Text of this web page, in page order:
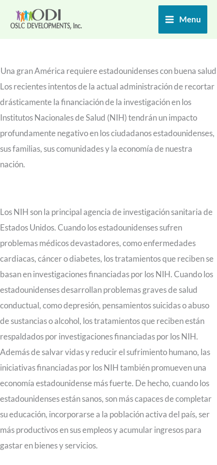
Menu
Una gran América requiere estadounidenses con buena salud
Los recientes intentos de la actual administración de recortar
drásticamente la financiación de la investigación en los
Institutos Nacionales de Salud (NIH) tendrán un impacto
profundamente negativo en los ciudadanos estadounidenses,
sus familias, sus comunidades y la economía de nuestra
nación.
Los NIH son la principal agencia de investigación sanitaria de
Estados Unidos. Cuando los estadounidenses sufren
problemas médicos devastadores, como enfermedades
cardiacas, cáncer o diabetes, los tratamientos que reciben se
basan en investigaciones financiadas por los NIH. Cuando los
estadounidenses desarrollan problemas graves de salud
conductual, como depresión, pensamientos suicidas o abuso
de sustancias o alcohol, los tratamientos que reciben están
respaldados por investigaciones financiadas por los NIH.
Además de salvar vidas y reducir el sufrimiento humano, las
iniciativas financiadas por los NIH también promueven una
economía estadounidense más fuerte. De hecho, cuando los
estadounidenses están sanos, son más capaces de completar
su educación, incorporarse a la población activa del país, ser
más productivos en sus empleos y acumular ingresos para
gastar en bienes y servicios.